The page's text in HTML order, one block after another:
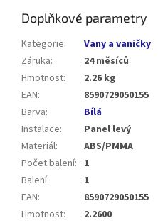
Doplňkové parametry
Kategorie:
Vany a vaničky
Záruka:
24 měsíců
Hmotnost:
2.26 kg
EAN:
8590729050155
Barva:
Bílá
Instalace:
Panel levý
Materiál:
ABS/PMMA
Počet balení: 1
Balení:
1
EAN:
8590729050155
Hmotnost:
2.2600